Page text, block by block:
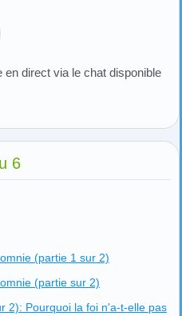
direct via le chat disponible
6
(partie 1 sur 2)
(partie sur 2)
2): Pourquoi la foi n'a-t-elle pas